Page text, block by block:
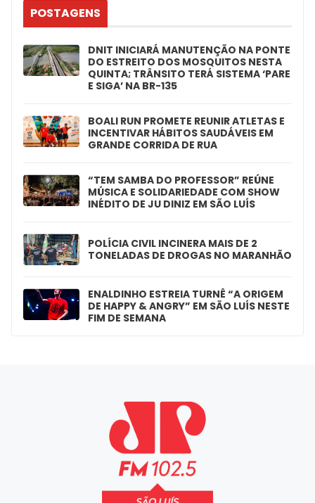
POSTAGENS
DNIT INICIARÁ MANUTENÇÃO NA PONTE
DO ESTREITO DOS MOSQUITOS NESTA
QUINTA; TRÂNSITO TERÁ SISTEMA ‘PARE
E SIGA’ NA BR-135
BOALI RUN PROMETE REUNIR ATLETAS E
INCENTIVAR HÁBITOS SAUDÁVEIS EM
GRANDE CORRIDA DE RUA
“TEM SAMBA DO PROFESSOR” REÚNE
MÚSICA E SOLIDARIEDADE COM SHOW
INÉDITO DE JU DINIZ EM SÃO LUÍS
POLÍCIA CIVIL INCINERA MAIS DE 2
TONELADAS DE DROGAS NO MARANHÃO
ENALDINHO ESTREIA TURNÊ “A ORIGEM
DE HAPPY & ANGRY” EM SÃO LUÍS NESTE
FIM DE SEMANA